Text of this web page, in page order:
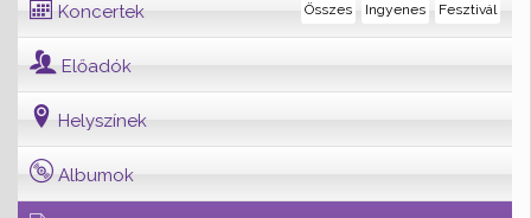
Koncertek Fesztivál
Ingyenes
Összes
Előadók
Helyszínek
Albumok